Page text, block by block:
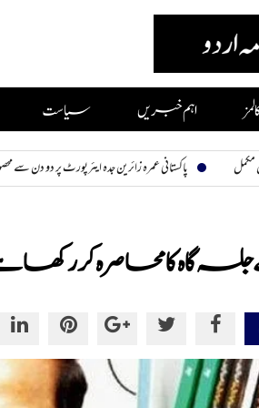
اہم خبریں سیاست
پاکستانی عمرہ زائرین جدہ ایئرپورٹ پر دو دن سے محصور، کھانا اور پانی
گاہ کا محاصرہ کررکھا